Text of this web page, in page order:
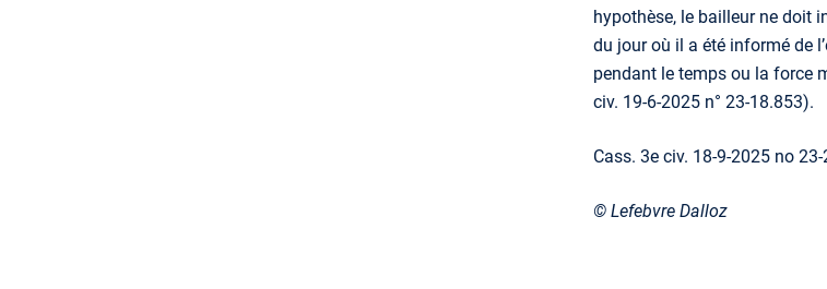
hypothèse, le bailleur ne doit
du jour où il a été informé de
pendant le temps ou la force
civ. 19-6-2025 n° 23-18.853).
Cass. 3e civ. 18-9-2025 no
© Lefebvre Dalloz